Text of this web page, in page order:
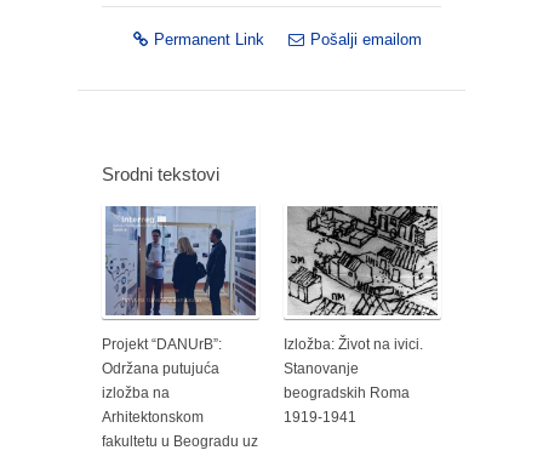
Permanent Link Pošalji emailom
Srodni tekstovi
Projekt “DANUrB”:
Održana putujuća
izložba na
Arhitektonskom
fakultetu u Beogradu uz
Izložba: Život na ivici.
Stanovanje
beogradskih Roma
1919-1941